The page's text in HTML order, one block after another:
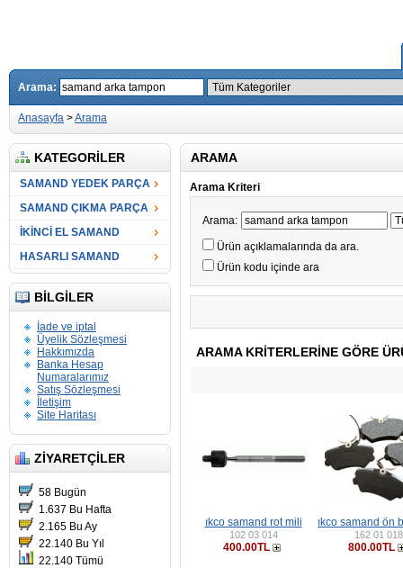
Arama:
Anasayfa >Arama
KATEGORILER
SAMAND YEDEK PARÇA
SAMAND ÇIKMA PARÇA
İKİNCİ EL SAMAND
HASARLI SAMAND
BILGILER
İade ve iptal
Üyelik Sözleşmesi
Hakkımızda
Banka Hesap
Numaralarımız
Satış Sözleşmesi
İletişim
Site Haritası
ZIYARETÇILER
58 Bugün
1.637 Bu Hafta
2.165 Bu Ay
22.140 Bu Yıl
22.140 Tümü
ARAMA
Arama Kriteri
Arama:
Ürün açıklamalarında da ara.
Ürün kodu içinde ara
ARAMA KRITERLERINE GÖRE
ıkco samand rot mili
102 03 014
400.00TL
ıkco samand ön
162 01 018
800.00TL